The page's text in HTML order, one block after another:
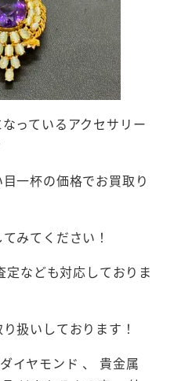
っているアクセサリー
一杯の価格でお買取り
みてください！
なども対応しておりま
扱いしております！
イヤモンド 、 貴金属